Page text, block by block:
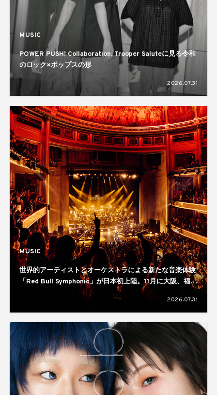
MUSIC
POWER PUSH! Collaboration: Trooper Saluteに見る令和
のロック×ポップスの形
2026.07.31
MUSIC
世界的アーティストとオーケストラによる新たな音楽体験
「Red Bull Symphonic」が日本初上陸。11月に大阪、福
岡、仙台、横浜の4都市で開催へ
2026.07.31